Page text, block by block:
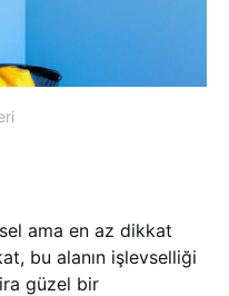
ama en az dikkat
bu alanın işlevselliği
güzel bir